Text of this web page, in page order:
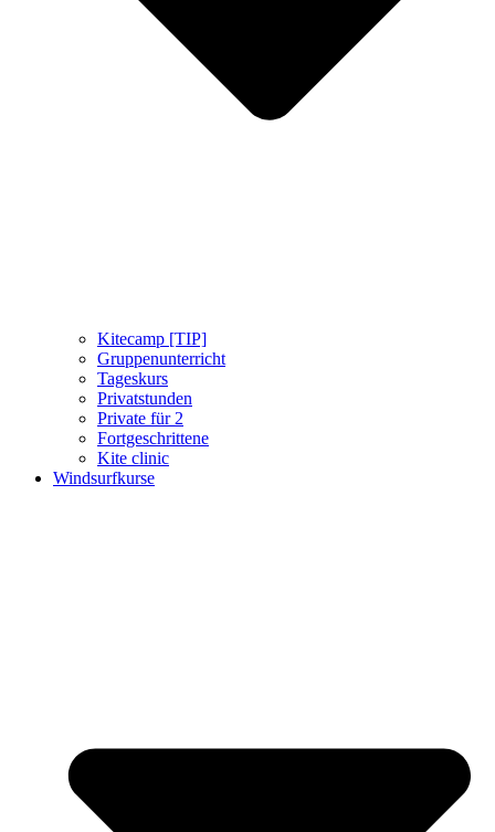
Kitecamp [TIP]
Gruppenunterricht
Tageskurs
Privatstunden
Private für 2
Fortgeschrittene
Kite clinic
Windsurfkurse